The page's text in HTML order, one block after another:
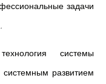
задачи
системы
системным развитием